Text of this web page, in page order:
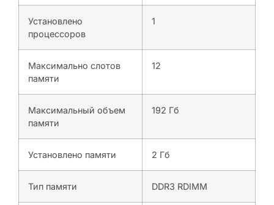
Установлено
процессоров
1
Максимально слотов
памяти
12
Максимальный объем
памяти
192 Гб
Установлено памяти 2 Гб
Тип памяти DDR3 RDIMM